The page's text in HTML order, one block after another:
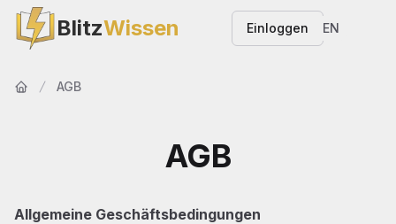
BlitzWissen Einloggen EN
AGB
AGB
Allgemeine Geschäftsbedingungen